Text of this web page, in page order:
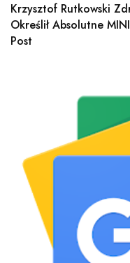
Krzysztof Rutkowski
Określił Absolutne
Post